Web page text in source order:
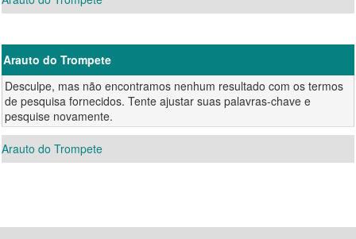
Arauto do Trompete
Desculpe, mas não encontramos nenhum resultado com os termos
de pesquisa fornecidos. Tente ajustar suas palavras-chave e
pesquise novamente.
Arauto do Trompete